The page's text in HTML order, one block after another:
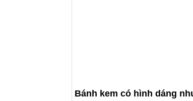
Bánh kem có hình dáng